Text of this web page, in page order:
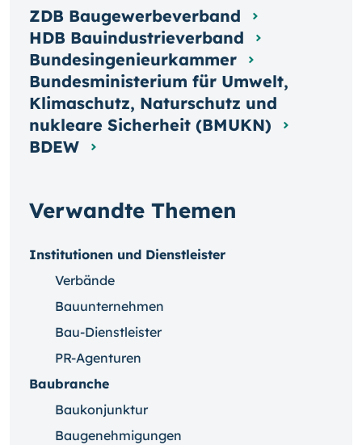
Verwandte Themen
Institutionen und Dienstleister
Verbände
Bauunternehmen
Bau-Dienstleister
PR-Agenturen
Baubranche
Baukonjunktur
Baugenehmigungen
ZDB Baugewerbeverband
HDB Bauindustrieverband
Bundesingenieurkammer
Bundesministerium für Umwelt,
Klimaschutz, Naturschutz und
nukleare Sicherheit (BMUKN)
BDEW